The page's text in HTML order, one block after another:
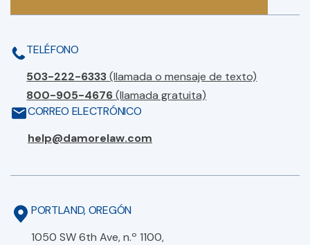
TELÉFONO
503-222-6333(llamada o mensaje de texto)
800-905-4676(llamada gratuita)
CORREO ELECTRÓNICO
help@damorelaw.com
PORTLAND, OREGÓN
1050 SW 6th Ave, n.º 1100,